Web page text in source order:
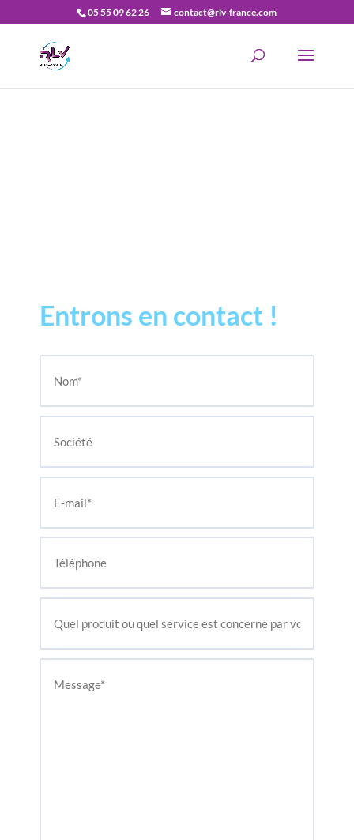
05 55 09 62 26 contact@rlv-france.com
Entrons en contact !